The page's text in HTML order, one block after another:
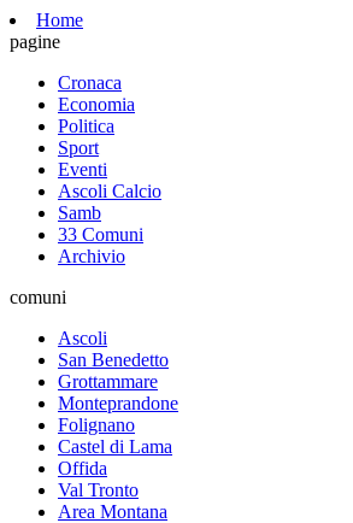
Home
pagine
Cronaca
Economia
Politica
Sport
Eventi
Ascoli Calcio
Samb
33 Comuni
Archivio
comuni
Ascoli
San Benedetto
Grottammare
Monteprandone
Folignano
Castel di Lama
Offida
Val Tronto
Area Montana